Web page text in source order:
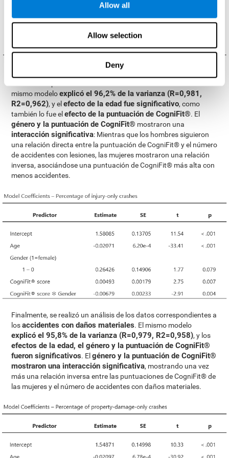
Allow all
Allow selection
Deny
mismo modeloexplicó el 96,2% de la varianza (R=0,981,
R2=0,962), y elefecto de la edad fue significativo, como
también lo fue elefecto de la puntuación de CogniFit®. El
género y la puntuación de CogniFit® mostraron una
interacción significativa: Mientras que los hombres siguieron
una relación directa entre la puntuación de CogniFit® y el número
de accidentes con lesiones, las mujeres mostraron una relación
inversa, asociándose una puntuación de CogniFit® más alta con
menos accidentes.
Finalmente, se realizó un análisis de los datos correspondientes a
losaccidentes con daños materiales. El mismo modelo
explicó el 95,8% de la varianza (R=0,979, R2=0,958), y los
efectos de la edad, el género y la puntuación de CogniFit®
fueron significativos. Elgénero y la puntuación de CogniFit®
mostraron una interacción significativa, mostrando una vez
más una relación inversa entre las puntuaciones de CogniFit® de
las mujeres y el número de accidentes con daños materiales.